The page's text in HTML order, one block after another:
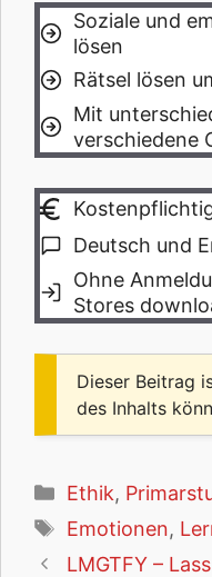
Soziale und
lösen
Rätsel lösen
Mit
verschiedene
Deutsch und
Ohne
Stores
Dieser Beitrag
des Inhalts
Kategorien
Ethik,
Schlagwörter
Emotionen,
LMGTFY –